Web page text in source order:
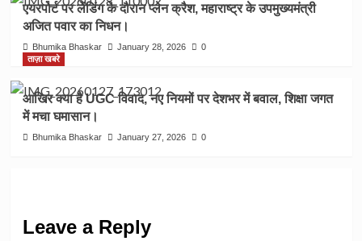
एयरपोर्ट पर लेंडिंग के दौरान प्लेन क्रैश, महाराष्ट्र के उपमुख्यमंत्री
अजित पवार का निधन।
Bhumika Bhaskar January 28, 2026
0
ताज़ा खबरे
आखिर क्या है UGC विवाद, नए नियमों पर देशभर में बवाल, शिक्षा जगत
में मचा घमासान।
Bhumika Bhaskar January 27, 2026 0
Leave a Reply